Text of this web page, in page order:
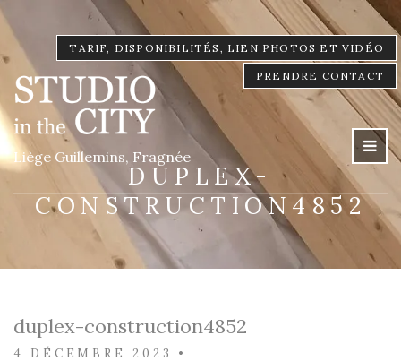
TARIF, DISPONIBILITÉS, LIEN PHOTOS ET VIDÉO
PRENDRE CONTACT
Liège Guillemins, Fragnée
DUPLEX-
CONSTRUCTION4852
duplex-construction4852
4 DÉCEMBRE 2023 •